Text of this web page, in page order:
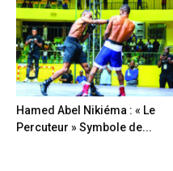
Hamed Abel Nikiéma : « Le
Percuteur » Symbole de...